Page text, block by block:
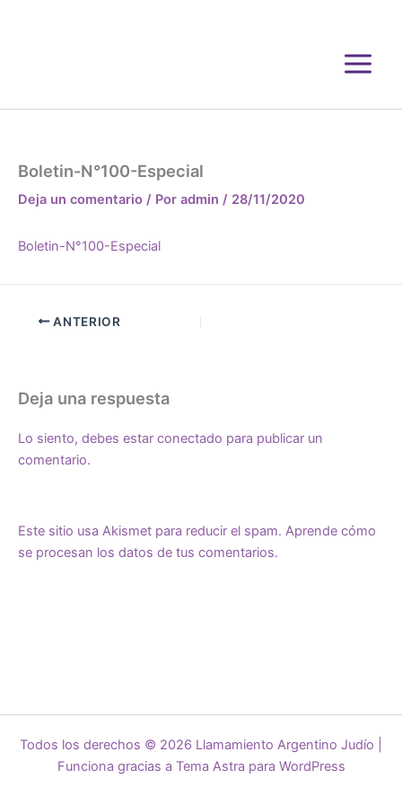
Boletin-N°100-Especial
Deja un comentario / Por admin / 28/11/2020
Boletin-N°100-Especial
ANTERIOR
Deja una respuesta
Lo siento, debes estar conectado para publicar un
comentario.
Este sitio usa Akismet para reducir el spam. Aprende cómo
se procesan los datos de tus comentarios.
Todos los derechos © 2026 Llamamiento Argentino Judío |
Funciona gracias a Tema Astra para WordPress